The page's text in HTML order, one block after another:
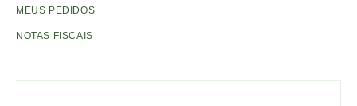
MEUS PEDIDOS
NOTAS FISCAIS